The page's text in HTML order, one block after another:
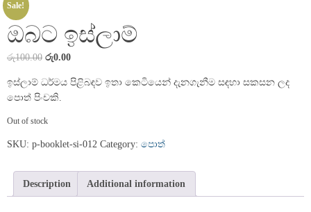
Sale!
ඔබට ඉස්ලාම්
රු100.00 රු0.00
ඉස්ලාම් ධර්මය පිළිබඳව ඉතා කෙටියෙන් දැනගැනීම සඳහා සකසන ලද
පොත් පිංචකි.
Out of stock
SKU: p-booklet-si-012 Category: පොත්
Description Additional information